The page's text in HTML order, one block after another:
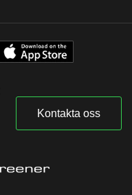
Kontakta oss